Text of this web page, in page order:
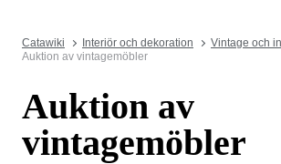
Catawiki Interiör och dekoration
Vintage och
Auktion av vintagemöbler
Auktion av
vintagemöbler